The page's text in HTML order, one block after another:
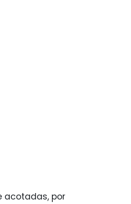
acotadas, por